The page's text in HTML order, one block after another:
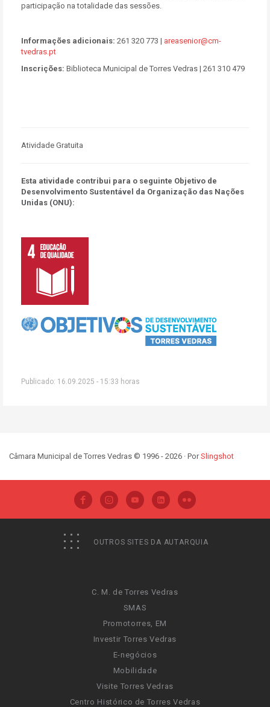
participação na totalidade das sessões.
Informações adicionais: 261 320 773 | areasenior@cm-
tvedras.pt
Inscrições: Biblioteca Municipal de Torres Vedras | 261 310 479
Atividade Gratuita
Esta atividade contribui para o seguinte Objetivo de
Desenvolvimento Sustentável da Organização das Nações
Unidas (ONU):
Publicado: 16.09.2025 - 15:33 horas
Câmara Municipal de Torres Vedras © 1996 - 2026 · PorSlingshot
OUTROS SITES DA AUTARQUIA
C. M. de Torres Vedras
SMAS
Promotorres, EM
Investir Torres Vedras
E-negócios
Mobilidade
Visite Torres Vedras
Centro Histórico de Torres Vedras